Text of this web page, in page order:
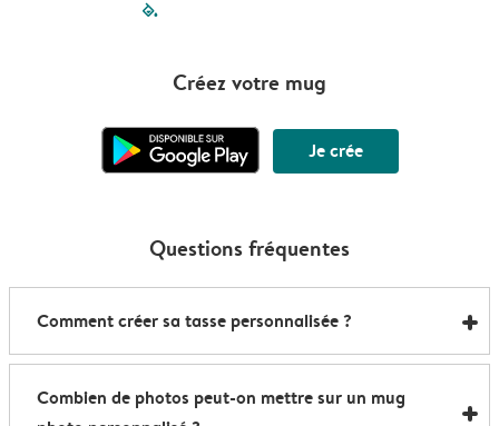
filled-pagination
Créez votre mug
Je crée
Questions fréquentes
Comment créer sa tasse personnalisée ?
Voici comment créer votre propre mug en quelques
minutes :
Combien de photos peut-on mettre sur un mug